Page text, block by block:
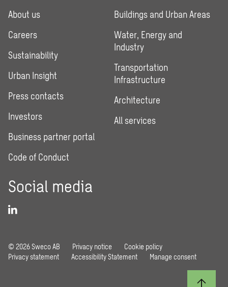
About us
Careers
Sustainability
Urban Insight
Press contacts
Investors
Business partner portal
Code of Conduct
Buildings and Urban Areas
Water, Energy and
Industry
Transportation
Infrastructure
Architecture
All services
Social media
© 2026 Sweco AB Privacy notice
Cookie policy
Privacy statement
Accessibility Statement Manage consent